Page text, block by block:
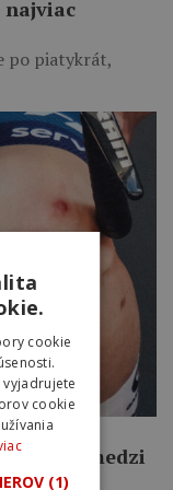
najviac
po piatykrát,
na
medzi
cookie
cookie
(1)